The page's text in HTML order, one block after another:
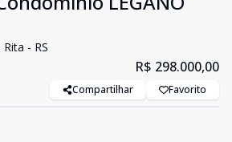
- RS
R$ 298.000,00
Compartilhar Favorito